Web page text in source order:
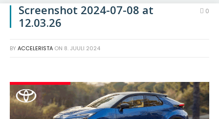
Screenshot 2024-07-08 at
12.03.26
0
BY ACCELERISTA ON 8. JUULI 2024